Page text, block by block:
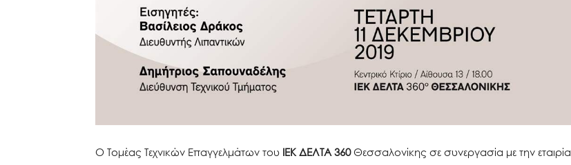
Ο Τομέας Τεχνικών Επαγγελμάτων του ΙΕΚ ΔΕΛΤΑ 360Θεσσαλονίκης σε συνεργασία με την εταιρία